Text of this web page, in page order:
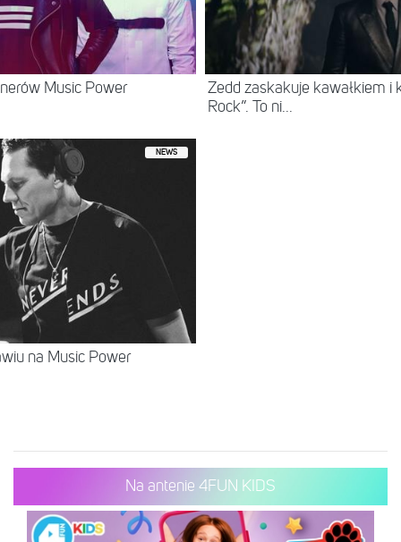
Music Power
Zedd zaskakuje kawałkiem i
Rock”. To ni...
NEWS
na Music Power
Na antenie 4FUN KIDS